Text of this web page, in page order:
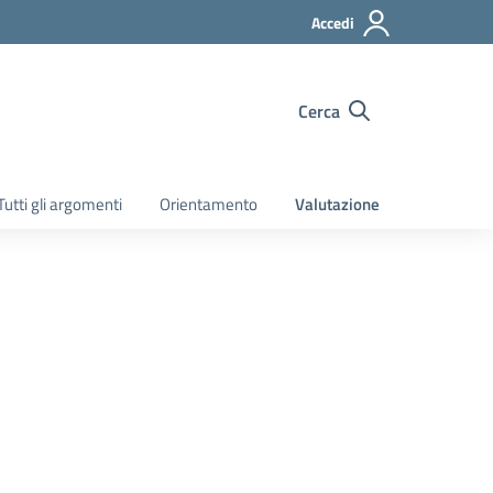
Accedi
Cerca
gli argomenti Orientamento Valutazione